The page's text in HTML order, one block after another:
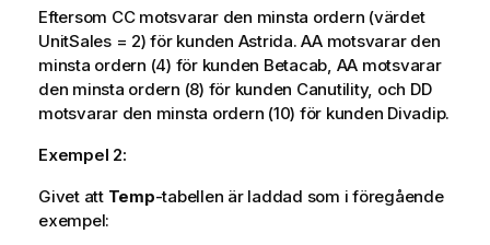
Eftersom CCmotsvarar den minsta ordern (värdet
UnitSales= 2) för kunden Astrida.AAmotsvarar den
minsta ordern (4) för kunden Betacab, AA motsvarar
den minsta ordern (8) för kunden Canutility, och DD
motsvarar den minsta ordern (10) för kunden Divadip.
Exempel 2:
Givet att Temp-tabellen är laddad som i föregående
exempel: